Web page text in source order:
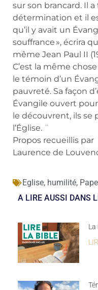
sur son brancard. Il
détermination et il
qu’il y avait un
souffrance », écrira
même Jean Paul II
C’est la même
le témoin d’un
pauvreté. Sa façon
Évangile ouvert
le découvrent, ils se
l’Église. ¨
Propos recueillis par
Laurence de
Eglise, humilité, Pape
A LIRE AUSSI DANS
La